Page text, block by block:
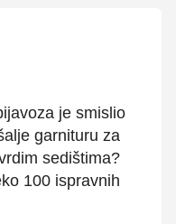
je smislio
garnituru za
sedištima?
100 ispravnih